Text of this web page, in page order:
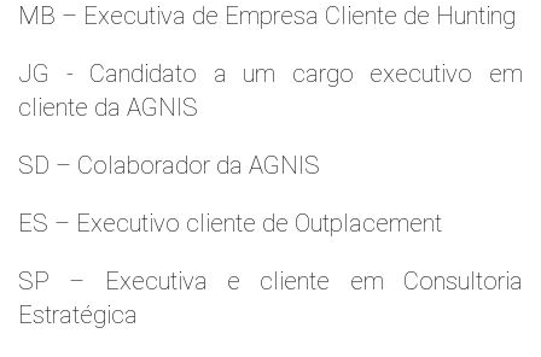
MB – Executiva de Empresa Cliente de Hunting
JG - Candidato a um cargo executivo em
cliente da AGNIS
SD – Colaborador da AGNIS
ES – Executivo cliente de Outplacement
SP – Executiva e cliente em Consultoria
Estratégica